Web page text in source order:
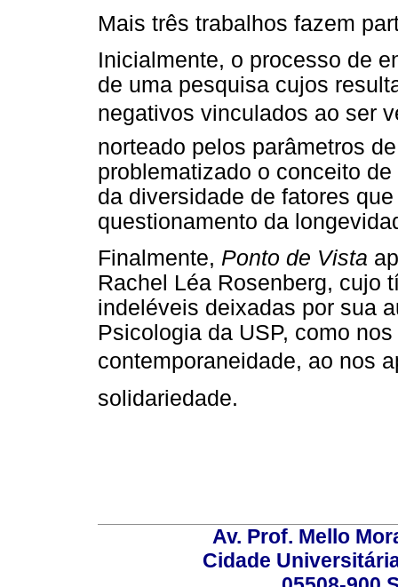
Mais três trabalhos fazem
Inicialmente, o processo de
de uma pesquisa cujos
negativos vinculados ao ser
norteado pelos parâmetros
problematizado o conceito
da diversidade de fatores
questionamento da
Finalmente, Ponto de Vista
Rachel Léa Rosenberg, cujo
indeléveis deixadas por sua
Psicologia da USP, como
contemporaneidade, ao nos
solidariedade.
Av. Prof. Mello
Cidade